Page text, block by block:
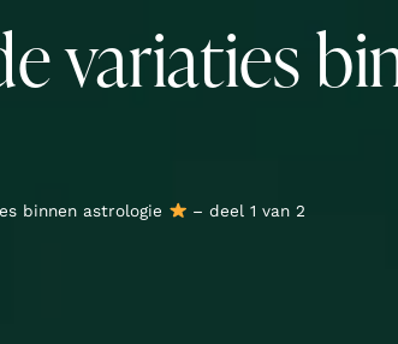
variaties
binnen astrologie – deel 1 van 2